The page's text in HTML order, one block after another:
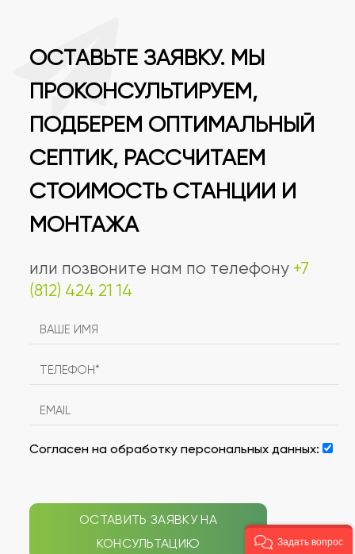
ОСТАВЬТЕ ЗАЯВКУ. МЫ
ПРОКОНСУЛЬТИРУЕМ,
ПОДБЕРЕМ ОПТИМАЛЬНЫЙ
СЕПТИК, РАССЧИТАЕМ
СТОИМОСТЬ СТАНЦИИ И
МОНТАЖА
или позвоните нам по телефону +7
(812) 424 21 14
Согласен на обработку персональных данных:
ОСТАВИТЬ ЗАЯВКУ НА
КОНСУЛЬТАЦИЮ
Задать вопрос